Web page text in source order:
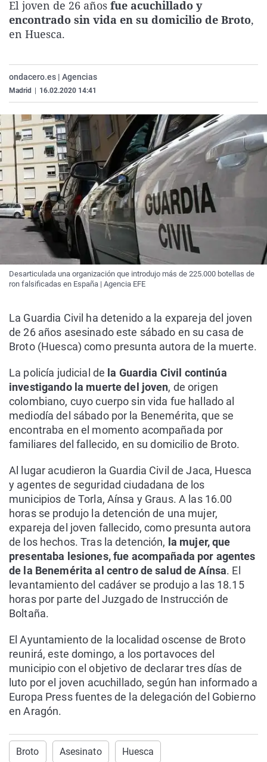
La rosa de los vientos
Caso
Extremadura
Virales
El joven de 26 años fue acuchillado y
encontrado sin vida en su domicilio de Broto,
en Huesca.
ondacero.es | Agencias
Madrid 16.02.2020 14:41
Desarticulada una organización que introdujo más de 225.000 botellas de
ron falsificadas en España | Agencia EFE
La Guardia Civil ha detenido a la expareja del joven
de 26 años asesinado este sábado en su casa de
Broto (Huesca) como presunta autora de la muerte.
La policía judicial de la Guardia Civil continúa
investigando la muerte del joven, de origen
colombiano, cuyo cuerpo sin vida fue hallado al
mediodía del sábado por la Benemérita, que se
encontraba en el momento acompañada por
familiares del fallecido, en su domicilio de Broto.
Al lugar acudieron la Guardia Civil de Jaca, Huesca
y agentes de seguridad ciudadana de los
municipios de Torla, Aínsa y Graus. A las 16.00
horas se produjo la detención de una mujer,
expareja del joven fallecido, como presunta autora
de los hechos. Tras la detención, la mujer, que
presentaba lesiones, fue acompañada por agentes
de la Benemérita al centro de salud de Aínsa. El
levantamiento del cadáver se produjo a las 18.15
horas por parte del Juzgado de Instrucción de
Boltaña.
El Ayuntamiento de la localidad oscense de Broto
reunirá, este domingo, a los portavoces del
municipio con el objetivo de declarar tres días de
luto por el joven acuchillado, según han informado a
Europa Press fuentes de la delegación del Gobierno
en Aragón.
Broto Asesinato Huesca